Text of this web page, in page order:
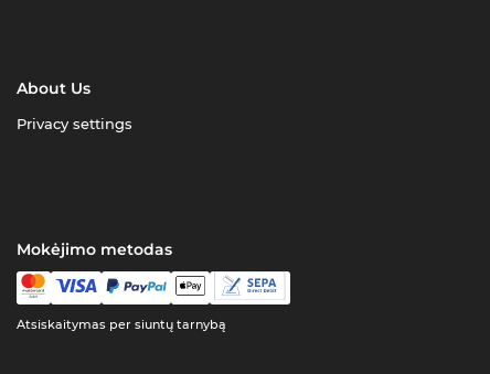
About Us
Privacy settings
Mokėjimo metodas
Atsiskaitymas per siuntų tarnybą